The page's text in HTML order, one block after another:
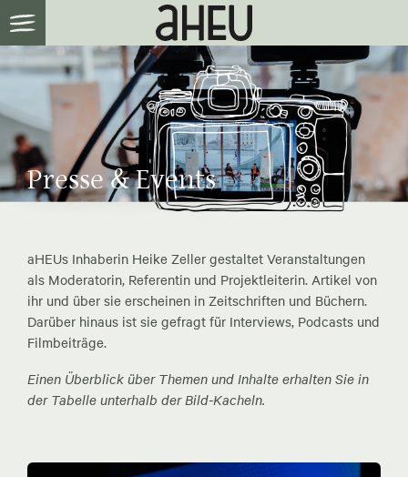
Presse & Events
aHEUs Inhaberin Heike Zeller gestaltet Veranstaltungen
als Moderatorin, Referentin und Projektleiterin. Artikel von
ihr und über sie erscheinen in Zeitschriften und Büchern.
Darüber hinaus ist sie gefragt für Interviews, Podcasts und
Filmbeiträge.
Einen Überblick über Themen und Inhalte erhalten Sie in
der Tabelle unterhalb der Bild-Kacheln.